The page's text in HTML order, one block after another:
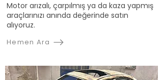
Motor arızalı, çarpılmış ya da kaza yapmış
araçlarınızı anında değerinde satın
alıyoruz.
Hemen Ara